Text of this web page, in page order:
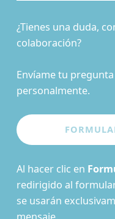
¿Tienes una duda,
colaboración?
Envíame tu
personalmente.
Al hacer clic en
redirigido al
se usarán